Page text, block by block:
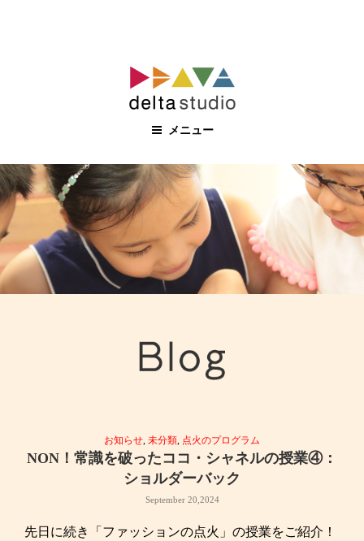
へ
ス
キ
ッ
プ
メニュー
お知らせ 未分類 点火のプログラム
NON！常識を破ったココ・シャネルの授業④：
ショルダーバック
September 20,2024
先日に続き「ファッションの点火」の授業をご紹介！